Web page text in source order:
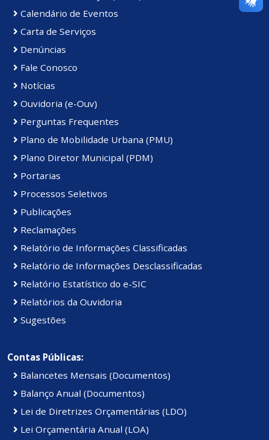
Calendário de Eventos
Carta de Serviços
Denúncias
Fale Conosco
Notícias
Ouvidoria (e-Ouv)
Perguntas Frequentes
Plano de Mobilidade Urbana (PMU)
Plano Diretor Municipal (PDM)
Portarias
Processos Seletivos
Publicações
Reclamações
Relatório de Informações Classificadas
Relatório de Informações Desclassificadas
Relatório Estatístico do e-SIC
Relatórios da Ouvidoria
Sugestões
Contas Públicas:
Balancetes Mensais (Documentos)
Balanço Anual (Documentos)
Lei de Diretrizes Orçamentárias (LDO)
Lei Orçamentária Anual (LOA)